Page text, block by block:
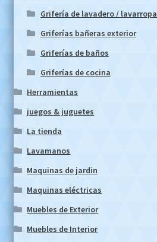
Grifería de lavadero / lavarropa
Griferías bañeras exterior
Griferías de baños
Griferías de cocina
Herramientas
juegos & juguetes
La tienda
Lavamanos
Maquinas de jardin
Maquinas eléctricas
Muebles de Exterior
Muebles de Interior